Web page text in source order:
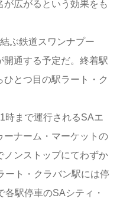
広がるという効果をも
ぶ鉄道スワンナプー
開通する予定だ。終着駅
とつ目の駅ラート・ク
時まで運行されるSAエ
ーナーム・マーケットの
ノンストップにてわずか
ート・クラバン駅には停
駅停車のSAシティ・